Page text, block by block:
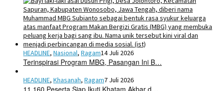
HEADLINE, Nasional, Ragam14 Juli 2026
Terinspirasi Program MBG, Pasangan Ini B…
HEADLINE, Khasanah, Ragam7 Juli 2026
11.160 Peserta Siap Ikuti Khatam Akbar d…